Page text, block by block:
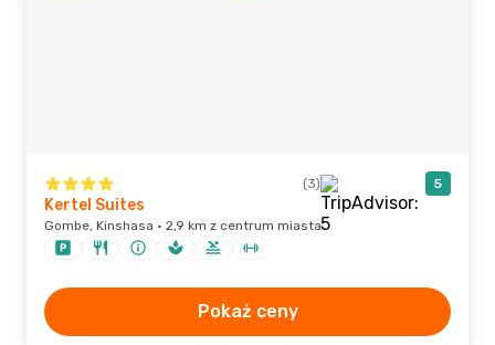
(3) 5
Kertel Suites
Gombe, Kinshasa · 2,9 km z centrum miasta
Pokaż ceny